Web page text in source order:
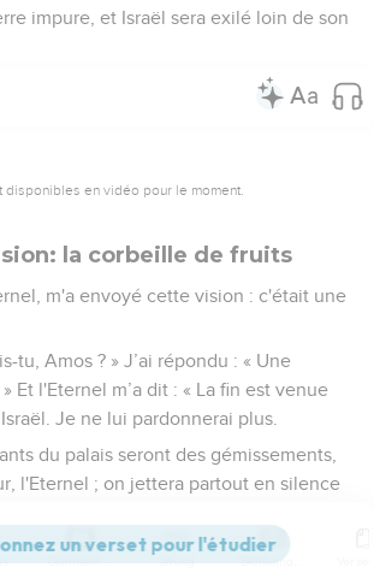
impure, et Israël sera exilé loin de son
disponibles en vidéo pour le moment.
la corbeille de fruits
m'a envoyé cette vision : c'était une
tu, Amos ? » J’ai répondu : « Une
Et l'Eternel m’a dit : « La fin est venue
Je ne lui pardonnerai plus.
du palais seront des gémissements,
l'Eternel ; on jettera partout en silence
Commentaires Strong